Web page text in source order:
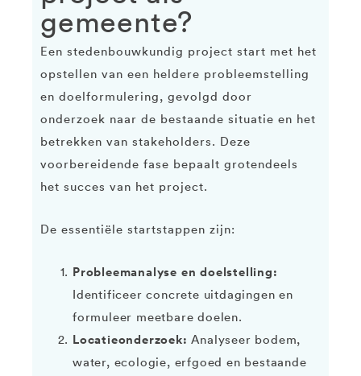
gemeente?
Een stedenbouwkundig project start met het
opstellen van een heldere probleemstelling
en doelformulering, gevolgd door
onderzoek naar de bestaande situatie en het
betrekken van stakeholders. Deze
voorbereidende fase bepaalt grotendeels
het succes van het project.
De essentiële startstappen zijn:
Probleemanalyse en doelstelling:
Identificeer concrete uitdagingen en
formuleer meetbare doelen.
Locatieonderzoek: Analyseer bodem,
water, ecologie, erfgoed en bestaande